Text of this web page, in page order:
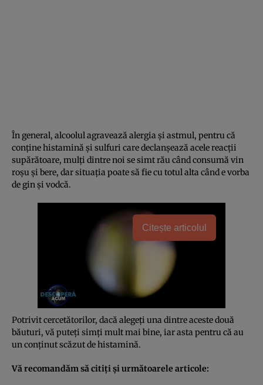
În general, alcoolul agravează alergia şi astmul, pentru că
conţine histamină şi sulfuri care declanşează acele reacţii
supărătoare, mulţi dintre noi se simt rău când consumă vin
roşu şi bere, dar situaţia poate să fie cu totul alta când e vorba
de gin şi vodcă.
Citește articolul
Potrivit cercetătorilor, dacă alegeţi una dintre aceste două
băuturi, vă puteţi simţi mult mai bine, iar asta pentru că au
un conţinut scăzut de histamină.
Vă recomandăm să citiţi şi următoarele articole: